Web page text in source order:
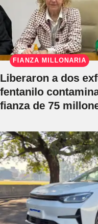
FIANZA MILLONARIA
Liberaron a dos
fentanilo
fianza de 75